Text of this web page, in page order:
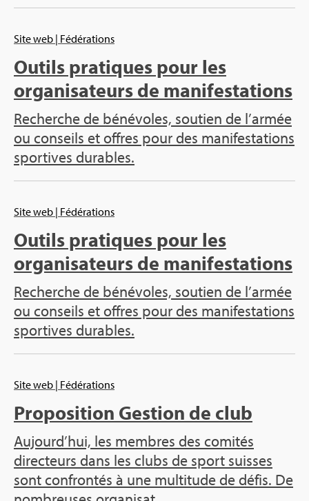
Site web | Fédérations
Outils pratiques pour les
organisateurs de manifestations
Recherche de bénévoles, soutien de l’armée
ou conseils et offres pour des manifestations
sportives durables.
Site web | Fédérations
Outils pratiques pour les
organisateurs de manifestations
Recherche de bénévoles, soutien de l’armée
ou conseils et offres pour des manifestations
sportives durables.
Site web | Fédérations
Proposition Gestion de club
Aujourd’hui, les membres des comités
directeurs dans les clubs de sport suisses
sont confrontés à une multitude de défis. De